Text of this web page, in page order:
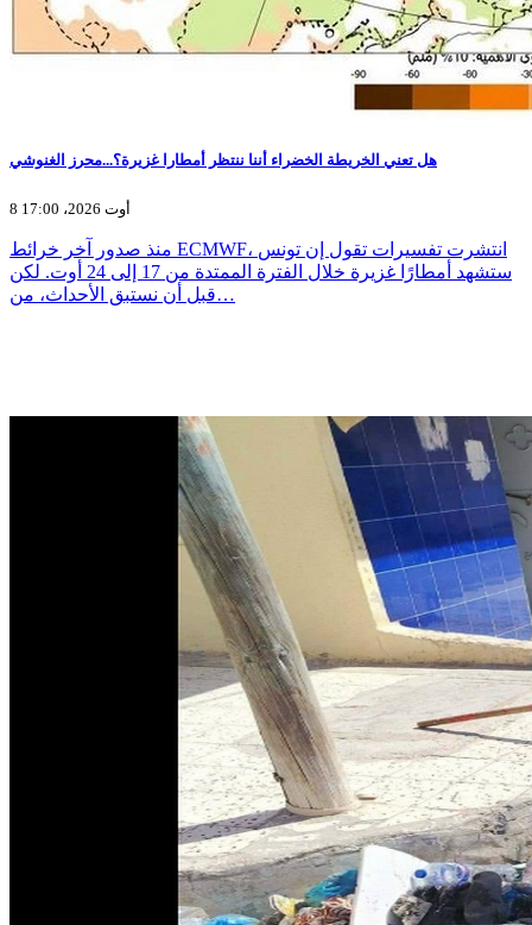
هل تعني الخريطة الخضراء أننا ننتظر أمطارا غزيرة؟...محرز الغنوشي
8 أوت 2026، 17:00
منذ صدور آخر خرائط ECMWF، انتشرت تفسيرات تقول إن تونس
ستشهد أمطارًا غزيرة خلال الفترة الممتدة من 17 إلى 24 أوت. لكن
قبل أن نستبق الأحداث، من…